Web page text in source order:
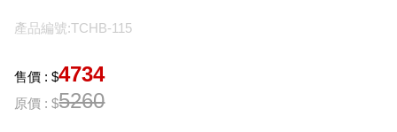
產品編號:TCHB-115
售價 : $4734
原價 : $5260